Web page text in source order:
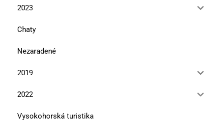
2023
Chaty
Nezaradené
2019
2022
Vysokohorská turistika